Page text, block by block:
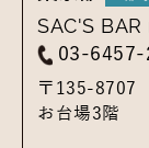
SAC'S
03-6457-
〒135-8707
お台場3階